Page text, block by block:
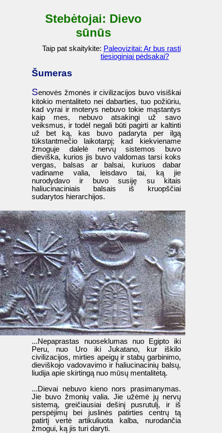
Stebėtojai: Dievo
sūnūs
Taip pat skaitykite: Paleovizitai: Ar bus rasti
tiesioginiai pėdsakai?
Šumeras
Senovės žmonės ir civilizacijos buvo visiškai
kitokio mentaliteto nei dabarties, tuo požiūriu,
kad vyrai ir moterys nebuvo tokie mąstantys
kaip mes, nebuvo atsakingi už savo
veiksmus, ir todėl negali būti pagirti ar kaltinti
už bet ką, kas buvo padaryta per ilgą
tūkstantmečio laikotarpį; kad kiekviename
žmoguje dalelė nervų sistemos buvo
dieviška, kurios jis buvo valdomas tarsi koks
vergas, balsas ar balsai, kuriuos dabar
vadiname valia, leisdavo tai, ką jie
nurodydavo ir buvo susiję su kitais
haliucinaciniais balsais iš kruopščiai
sudarytos hierarchijos.
...Nepaprastas nuoseklumas nuo Egipto iki
Peru, nuo Uro iki Jukatano, kur iškilo
civilizacijos, mirties apeigų ir stabų garbinimo,
dieviškojo vadovavimo ir haliucinacinių balsų,
liudija apie skirtingą nuo mūsų mentalitetą.
...Dievai nebuvo kieno nors prasimanymas.
Jie buvo žmonių valia. Jie užėmė jų nervų
sistemą, greičiausiai dešinį pusrutulį, ir iš
perspėjimų bei juslinės patirties centrų tą
patirtį vertė artikuliuota kalba, nurodančia
žmogui, ką jis turi daryti.